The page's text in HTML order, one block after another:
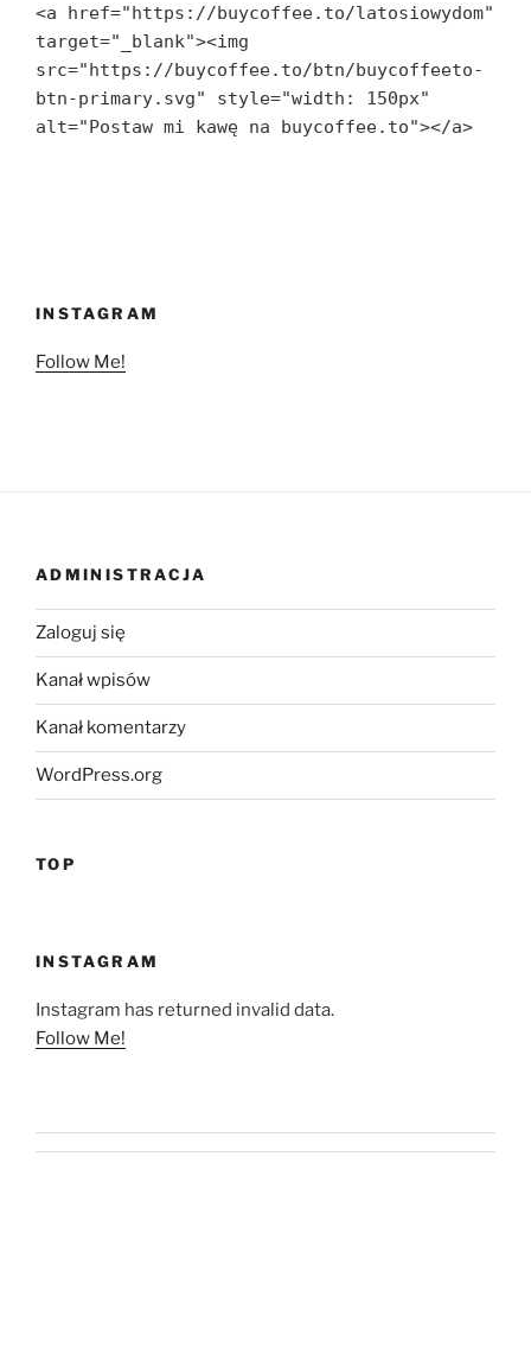
<a href="https://buycoffee.to/latosiowydom"
target="_blank"><img
src="https://buycoffee.to/btn/buycoffeeto-
btn-primary.svg" style="width: 150px"
alt="Postaw mi kawę na buycoffee.to"></a>
INSTAGRAM
Follow Me!
ADMINISTRACJA
Zaloguj się
Kanał wpisów
Kanał komentarzy
WordPress.org
TOP
INSTAGRAM
Instagram has returned invalid data.
Follow Me!